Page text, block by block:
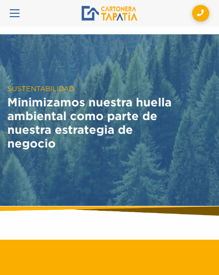
SUSTENTABILIDAD
Minimizamos nuestra huella
ambiental como parte de
nuestra estrategia de
negocio